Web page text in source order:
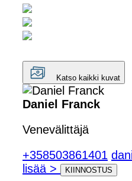
Katso kaikki kuvat
Daniel Franck
Venevälittäjä
+358503861401
lisää >
KIINNOSTUS